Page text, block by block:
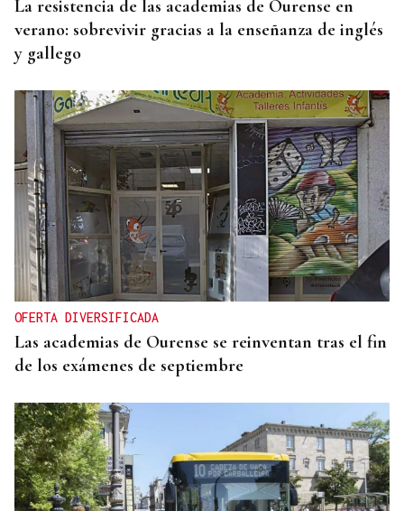
La resistencia de las academias de Ourense en
verano: sobrevivir gracias a la enseñanza de inglés
y gallego
OFERTA DIVERSIFICADA
Las academias de Ourense se reinventan tras el fin
de los exámenes de septiembre